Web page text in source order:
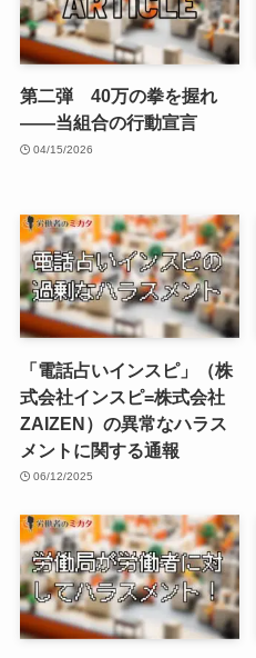
第二弾 40万の拳を握れ
——当組合の行動宣言
04/15/2026
「電話占いインスピ」（株
式会社インスピ=株式会社
ZAIZEN）の異常なハラス
メントに関する通報
06/12/2025